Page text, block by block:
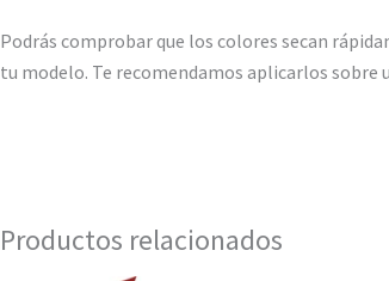
Podrás comprobar que los colores secan
tu modelo. Te recomendamos aplicarlos
Productos relacionados